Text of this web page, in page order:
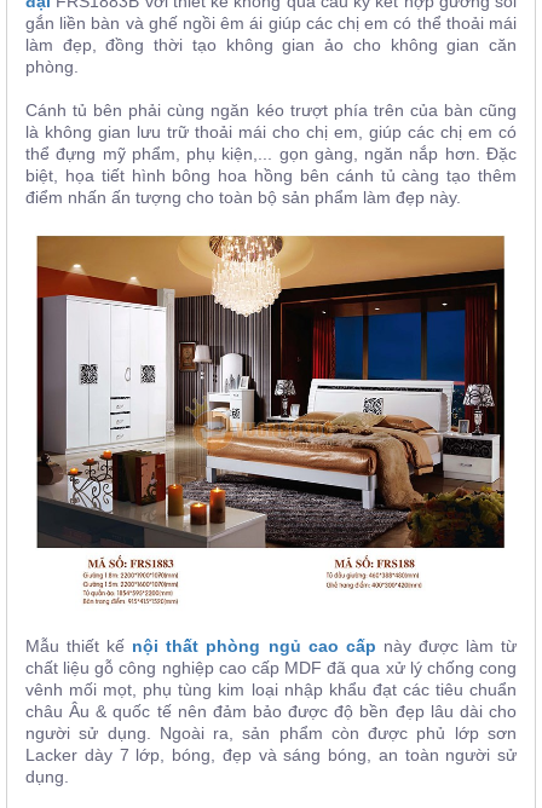
Hàng
gắn liền bàn và ghế ngồi êm ái giúp các chị em có thể thoải mái
làm đẹp, đồng thời tạo không gian ảo cho không gian căn
phòng.
Cánh tủ bên phải cùng ngăn kéo trượt phía trên của bàn cũng
là không gian lưu trữ thoải mái cho chị em, giúp các chị em có
thể đựng mỹ phẩm, phụ kiện,... gọn gàng, ngăn nắp hơn. Đặc
biệt, họa tiết hình bông hoa hồng bên cánh tủ càng tạo thêm
điểm nhấn ấn tượng cho toàn bộ sản phẩm làm đẹp này.
Mẫu thiết kế nội thất phòng ngủ cao cấp này được làm từ
chất liệu gỗ công nghiệp cao cấp MDF đã qua xử lý chống cong
vênh mối mọt, phụ tùng kim loại nhập khẩu đạt các tiêu chuẩn
châu Âu & quốc tế nên đảm bảo được độ bền đẹp lâu dài cho
người sử dụng. Ngoài ra, sản phẩm còn được phủ lớp sơn
Lacker dày 7 lớp, bóng, đẹp và sáng bóng, an toàn người sử
dụng.